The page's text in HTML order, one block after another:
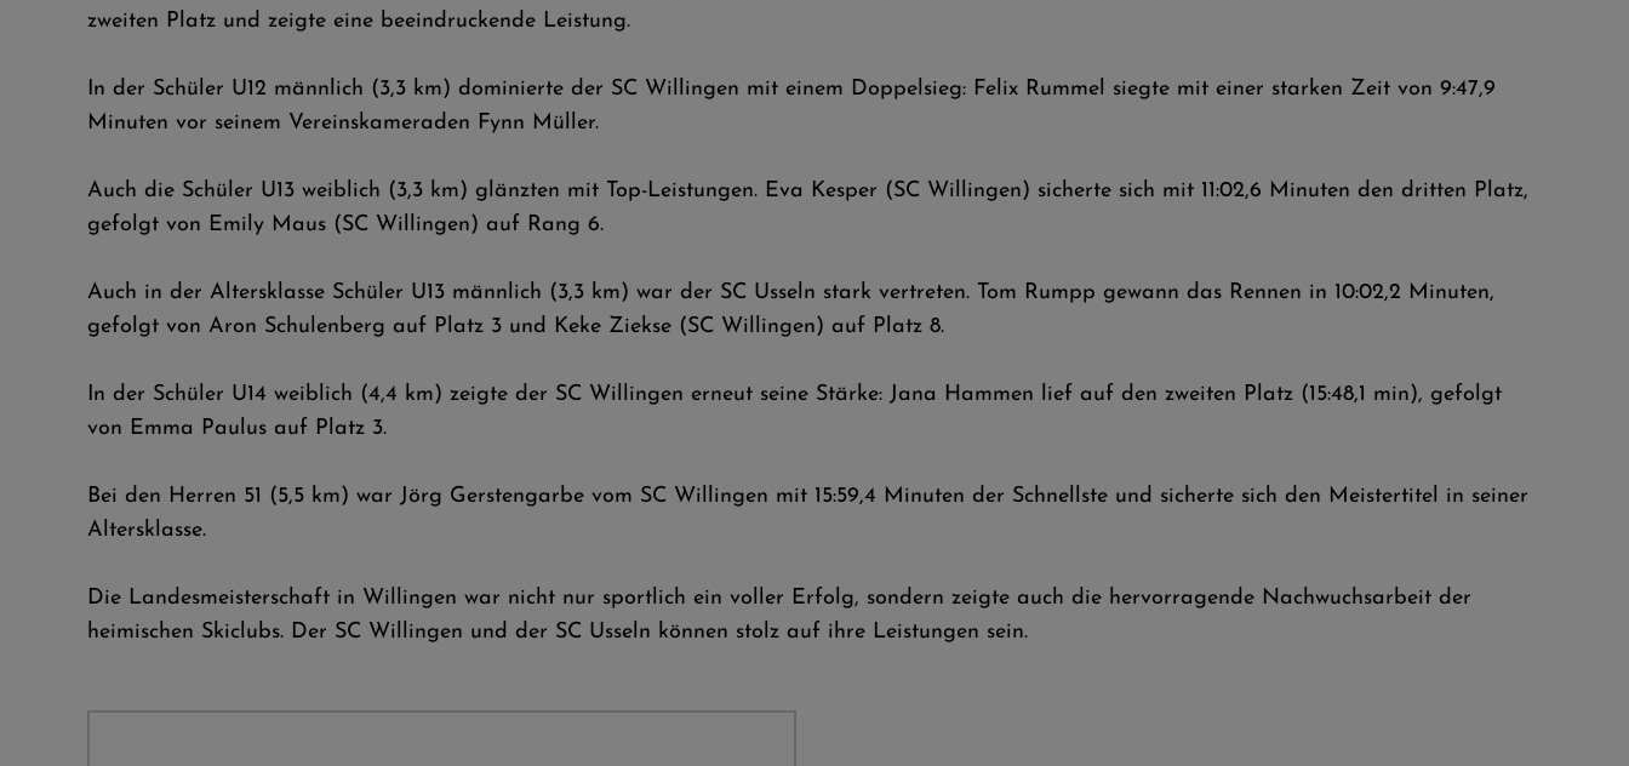
zweiten Platz und zeigte eine beeindruckende Leistung.
In der Schüler U12 männlich (3,3 km) dominierte der SC Willingen mit einem Doppelsieg: Felix Rummel siegte mit einer starken Zeit von 9:47,9
Minuten vor seinem Vereinskameraden Fynn Müller.
Auch die Schüler U13 weiblich (3,3 km) glänzten mit Top-Leistungen. Eva Kesper (SC Willingen) sicherte sich mit 11:02,6 Minuten den dritten Platz,
gefolgt von Emily Maus (SC Willingen) auf Rang 6.
Auch in der Altersklasse Schüler U13 männlich (3,3 km) war der SC Usseln stark vertreten. Tom Rumpp gewann das Rennen in 10:02,2 Minuten,
gefolgt von Aron Schulenberg auf Platz 3 und Keke Ziekse (SC Willingen) auf Platz 8.
In der Schüler U14 weiblich (4,4 km) zeigte der SC Willingen erneut seine Stärke: Jana Hammen lief auf den zweiten Platz (15:48,1 min), gefolgt
von Emma Paulus auf Platz 3.
Bei den Herren 51 (5,5 km) war Jörg Gerstengarbe vom SC Willingen mit 15:59,4 Minuten der Schnellste und sicherte sich den Meistertitel in seiner
Altersklasse.
Die Landesmeisterschaft in Willingen war nicht nur sportlich ein voller Erfolg, sondern zeigte auch die hervorragende Nachwuchsarbeit der
heimischen Skiclubs. Der SC Willingen und der SC Usseln können stolz auf ihre Leistungen sein.